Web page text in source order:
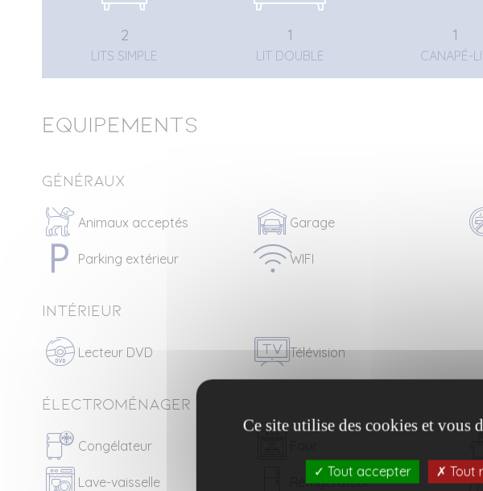
2
LITS SIMPLE
1
LIT DOUBLE
1
CANAPÉ-
Equipements
Généraux
Animaux acceptés Garage
Parking extérieur WIFI
Intérieur
Lecteur DVD Télévision
Électroménager
Congélateur
Lave-vaisselle Réfrigérateur
Ce site utilise des cookies et vous
Tout accepter Tout